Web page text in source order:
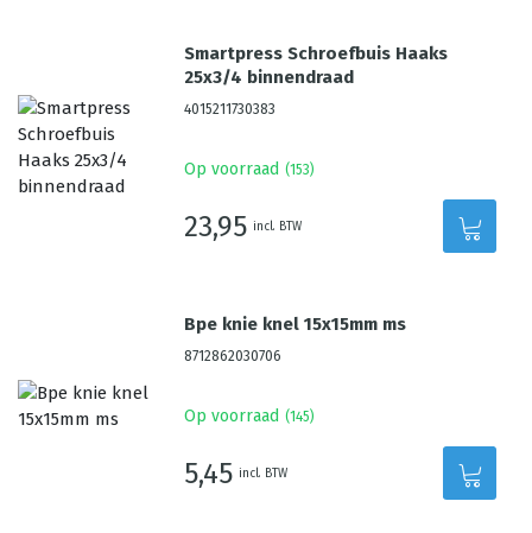
Smartpress Schroefbuis Haaks
25x3/4 binnendraad
4015211730383
Op voorraad (153)
23,95 incl. BTW
Bpe knie knel 15x15mm ms
8712862030706
Op voorraad (145)
5,45 incl. BTW